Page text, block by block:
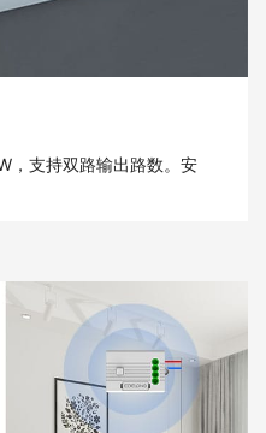
，支持双路输出路数。安